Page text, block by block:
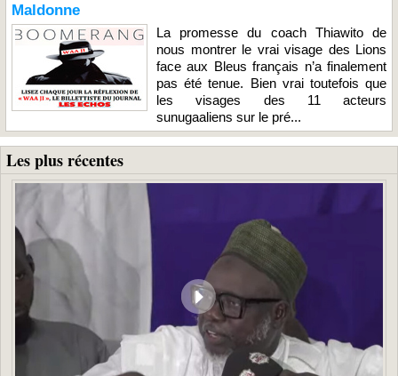
Maldonne
La promesse du coach Thiawito de
nous montrer le vrai visage des Lions
face aux Bleus français n’a finalement
pas été tenue. Bien vrai toutefois que
les visages des 11 acteurs
sunugaaliens sur le pré...
Les plus récentes